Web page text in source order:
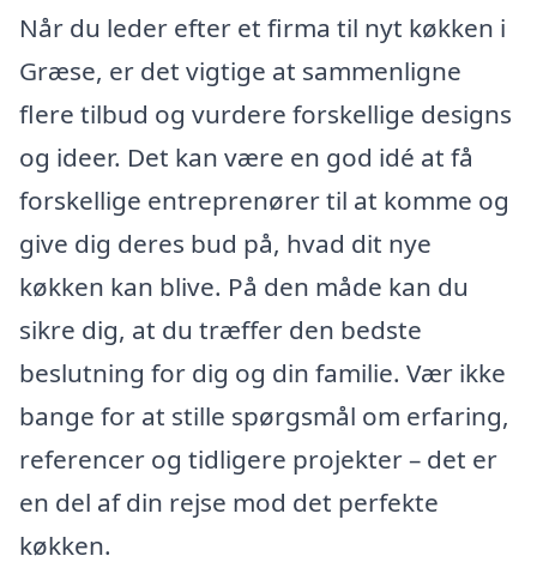
Når du leder efter et firma til nyt køkken i
Græse, er det vigtige at sammenligne
flere tilbud og vurdere forskellige designs
og ideer. Det kan være en god idé at få
forskellige entreprenører til at komme og
give dig deres bud på, hvad dit nye
køkken kan blive. På den måde kan du
sikre dig, at du træffer den bedste
beslutning for dig og din familie. Vær ikke
bange for at stille spørgsmål om erfaring,
referencer og tidligere projekter – det er
en del af din rejse mod det perfekte
køkken.